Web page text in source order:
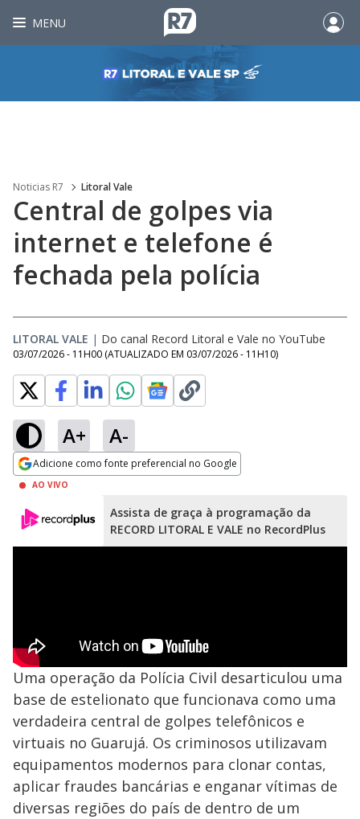
MENU
Noticias R7 Litoral Vale
Central de golpes via
internet e telefone é
fechada pela polícia
LITORAL VALE | Do canal Record Litoral e Vale no YouTube
03/07/2026 - 11H00 (ATUALIZADO EM 03/07/2026 - 11H10)
A+ A-
Adicione como fonte preferencial no Google
Opens in new window
AO VIVO
Assista de graça à programação da
RECORD LITORAL E VALE no RecordPlus
Uma operação da Polícia Civil desarticulou uma
base de estelionato que funcionava como uma
verdadeira central de golpes telefônicos e
virtuais no Guarujá. Os criminosos utilizavam
equipamentos modernos para clonar contas,
aplicar fraudes bancárias e enganar vítimas de
diversas regiões do país de dentro de um